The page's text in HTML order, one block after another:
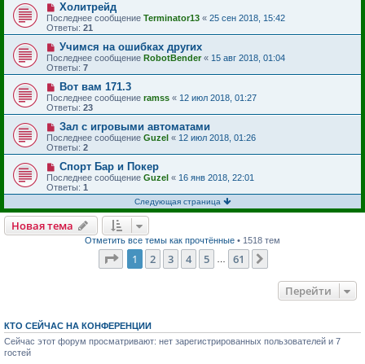
Холитрейд
Последнее сообщение Terminator13 « 25 сен 2018, 15:42
Ответы: 21
Учимся на ошибках других
Последнее сообщение RobotBender « 15 авг 2018, 01:04
Ответы: 7
Вот вам 171.3
Последнее сообщение ramss « 12 июл 2018, 01:27
Ответы: 23
Зал с игровыми автоматами
Последнее сообщение Guzel « 12 июл 2018, 01:26
Ответы: 2
Спорт Бар и Покер
Последнее сообщение Guzel « 16 янв 2018, 22:01
Ответы: 1
Следующая страница
Новая тема
Отметить все темы как прочтённые • 1518 тем
Страница из 61
1 2 3 4 5 61
Перейти
КТО СЕЙЧАС НА КОНФЕРЕНЦИИ
Сейчас этот форум просматривают: нет зарегистрированных пользователей и 7
гостей